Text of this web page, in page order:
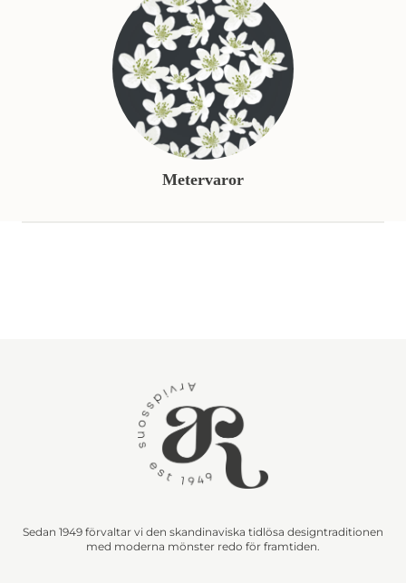
Metervaror
Sedan 1949 förvaltar vi den skandinaviska tidlösa designtraditionen
med moderna mönster redo för framtiden.